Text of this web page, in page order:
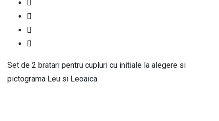
Set de 2 bratari pentru cupluri cu initiale la alegere si
pictograma Leu si Leoaica.